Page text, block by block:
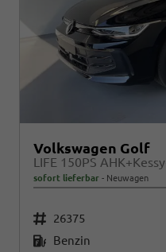
Volkswagen Golf
sofort lieferbar Neuwagen
Fahrzeugnr. 26375
Kraftstoff Benzin